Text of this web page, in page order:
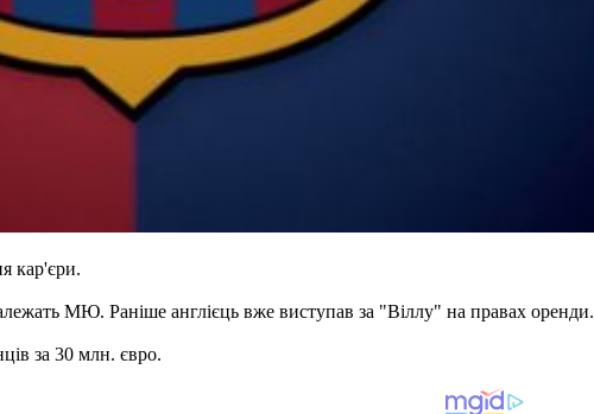
кар'єри.
МЮ. Раніше англієць вже виступав за "Віллу" на правах оренди.
за 30 млн. євро.